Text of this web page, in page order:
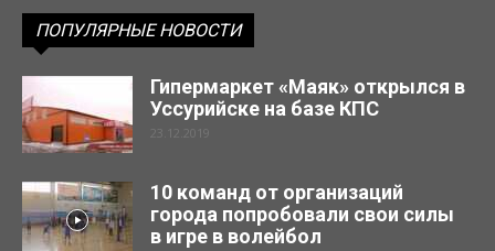
ПОПУЛЯРНЫЕ НОВОСТИ
Гипермаркет «Маяк» открылся в
Уссурийске на базе КПС
23.12.2019
10 команд от организаций
города попробовали свои силы
в игре в волейбол